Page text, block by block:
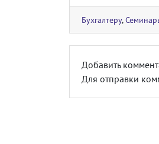
Бухгалтеру,
Добавить
Для отправки